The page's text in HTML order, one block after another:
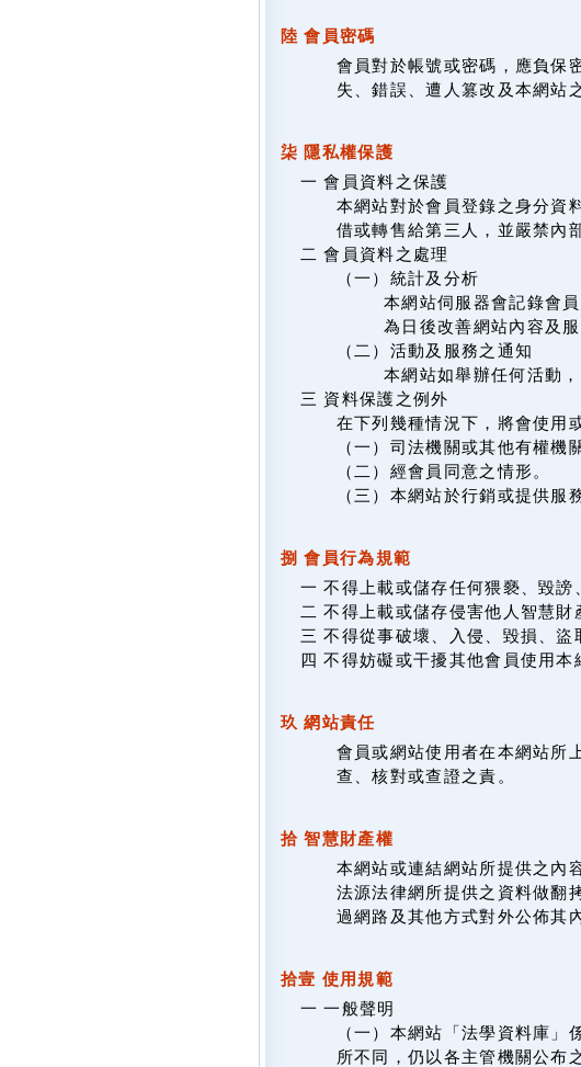
陸 會員密碼
會員對於帳號或密碼，應負保
失、錯誤、遭人篡改及本網站
柒 隱私權保護
一 會員資料之保護
本網站對於會員登錄之身分資
借或轉售給第三人，並嚴禁內
二 會員資料之處理
（一）統計及分析
本網站伺服器會記錄會
為日後改善網站內容及服
（二）活動及服務之通知
本網站如舉辦任何活動
三 資料保護之例外
在下列幾種情況下，將會使用
（一）司法機關或其他有權機
（二）經會員同意之情形。
（三）本網站於行銷或提供服
捌 會員行為規範
一 不得上載或儲存任何猥褻、毀謗
二 不得上載或儲存侵害他人智慧財
三 不得從事破壞、入侵、毀損、盜
四 不得妨礙或干擾其他會員使用本
玖 網站責任
會員或網站使用者在本網站所
查、核對或查證之責。
拾 智慧財產權
本網站或連結網站所提供之內
法源法律網所提供之資料做翻
過網路及其他方式對外公佈其
拾壹 使用規範
一 一般聲明
（一）本網站「法學資料庫
所不同，仍以各主管機關公布